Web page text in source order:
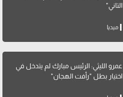
التاني"
ميديا
عمرو الليثي: الرئيس مبارك لم يتدخل في
اختيار بطل "رأفت الهجان"